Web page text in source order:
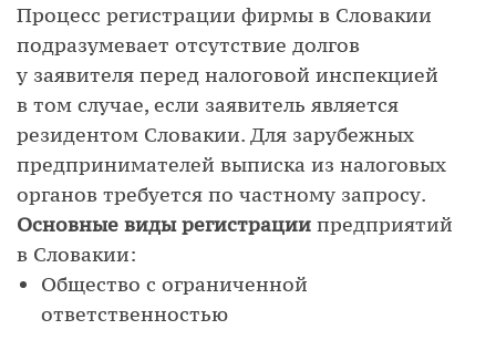
Процесс регистрации фирмы в Словакии
подразумевает отсутствие долгов
у заявителя перед налоговой инспекцией
в том случае, если заявитель является
резидентом Словакии. Для зарубежных
предпринимателей выписка из налоговых
органов требуется по частному запросу.
Основные виды регистрации предприятий
в Словакии:
Общество с ограниченной
ответственностью